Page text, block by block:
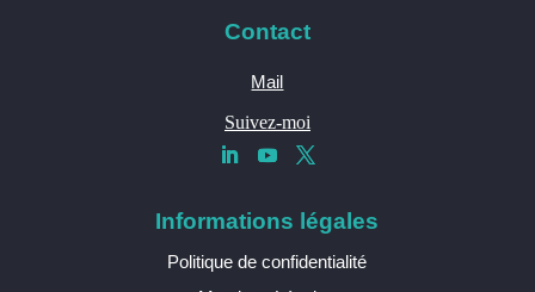
Contact
Mail
Suivez-moi
Informations légales
Politique de confidentialité